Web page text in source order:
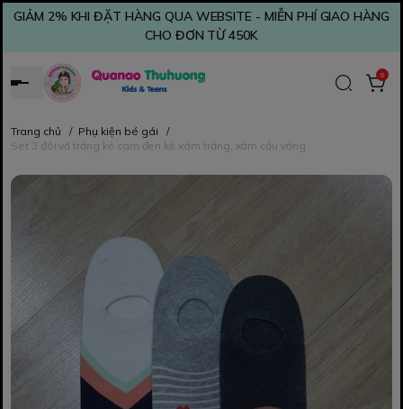
GIẢM 2% KHI ĐẶT HÀNG QUA WEBSITE - MIỄN PHÍ GIAO HÀNG
CHO ĐƠN TỪ 450K
0
Trang chủ / Phụ kiện bé gái
/
Set 3 đôi vớ trắng kẻ cam đen,kẻ xám trắng, xám cầu vồng